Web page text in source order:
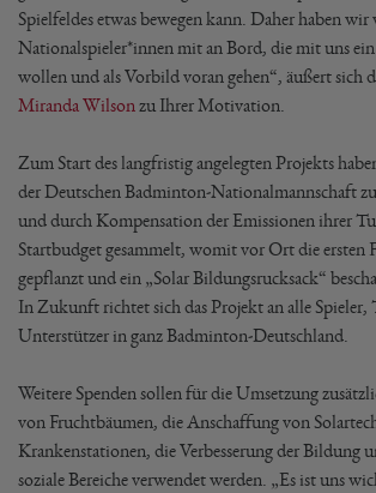
Spielfeldes etwas bewegen kann. Daher haben wir
Nationalspieler*innen mit an Bord, die mit uns ein
wollen und als Vorbild voran gehen“, äußert sich
Miranda Wilson zu Ihrer Motivation.
Zum Start des langfristig angelegten Projekts
der Deutschen Badminton-Nationalmannschaft
und durch Kompensation der Emissionen ihrer
Startbudget gesammelt, womit vor Ort die ersten
gepflanzt und ein „Solar Bildungsrucksack“
In Zukunft richtet sich das Projekt an alle Spieler,
Unterstützer in ganz Badminton-Deutschland.
Weitere Spenden sollen für die Umsetzung
von Fruchtbäumen, die Anschaffung von
Krankenstationen, die Verbesserung der Bildung
soziale Bereiche verwendet werden. „Es ist uns